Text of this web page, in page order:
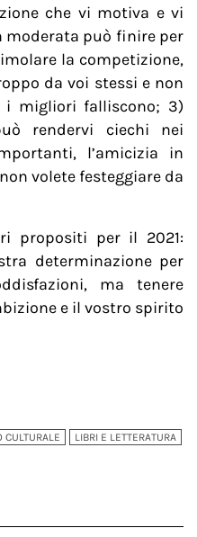
che vi motiva e vi
moderata può finire per
la competizione,
da voi stessi e non
i migliori falliscono; 3)
rendervi ciechi nei
l’amicizia in
volete festeggiare da
propositi per il 2021:
determinazione per
ma tenere
e il vostro spirito
CULTURALE
LIBRI E LETTERATURA